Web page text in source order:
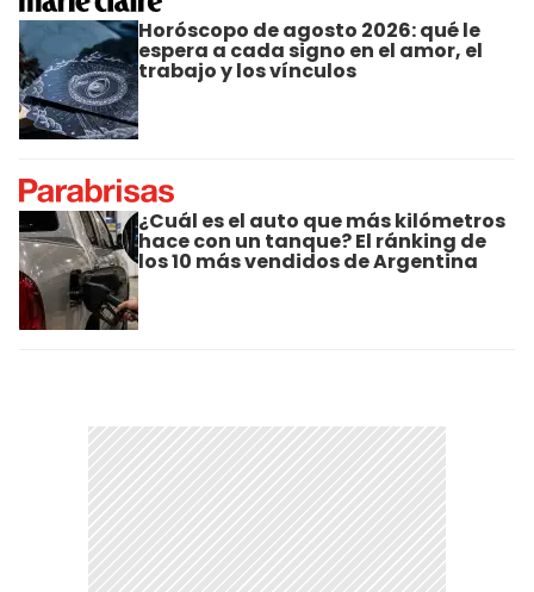
Horóscopo de agosto 2026: qué le
espera a cada signo en el amor, el
trabajo y los vínculos
¿Cuál es el auto que más kilómetros
hace con un tanque? El ránking de
los 10 más vendidos de Argentina